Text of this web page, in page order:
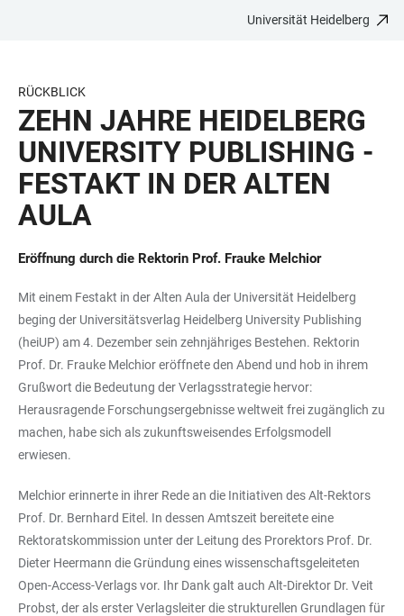
BARRIEREFREIHEIT
Universität Heidelberg
RÜCKBLICK
ZEHN JAHRE HEIDELBERG
UNIVERSITY PUBLISHING -
FESTAKT IN DER ALTEN
AULA
Eröffnung durch die Rektorin Prof. Frauke Melchior
Mit einem Festakt in der Alten Aula der Universität Heidelberg
beging der Universitätsverlag Heidelberg University Publishing
(heiUP) am 4. Dezember sein zehnjähriges Bestehen. Rektorin
Prof. Dr. Frauke Melchior eröffnete den Abend und hob in ihrem
Grußwort die Bedeutung der Verlagsstrategie hervor:
Herausragende Forschungsergebnisse weltweit frei zugänglich zu
machen, habe sich als zukunftsweisendes Erfolgsmodell
erwiesen.
Melchior erinnerte in ihrer Rede an die Initiativen des Alt-Rektors
Prof. Dr. Bernhard Eitel. In dessen Amtszeit bereitete eine
Rektoratskommission unter der Leitung des Prorektors Prof. Dr.
Dieter Heermann die Gründung eines wissenschaftsgeleiteten
Open-Access-Verlags vor. Ihr Dank galt auch Alt-Direktor Dr. Veit
Probst, der als erster Verlagsleiter die strukturellen Grundlagen für